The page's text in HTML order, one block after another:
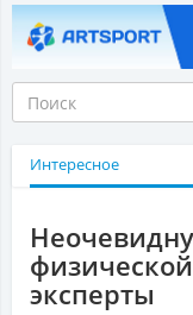
Интересное
эксперты